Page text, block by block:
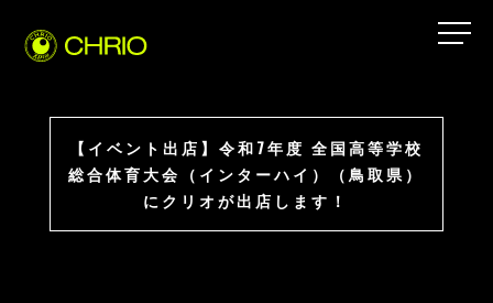
【イベント出店】令和7年度 全国高等学校
総合体育大会（インターハイ）（鳥取県）
にクリオが出店します！